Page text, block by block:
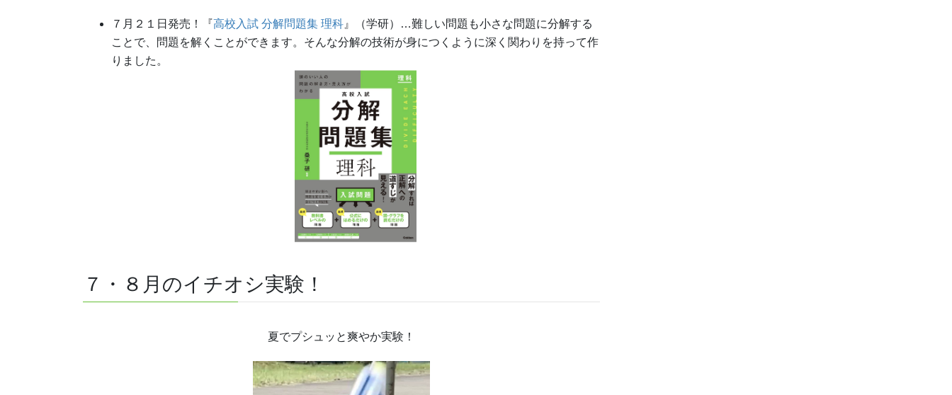
７月２１日発売！『高校入試 分解問題集 理科 』（学研）…難しい問題も小さな問題に分解する
ことで、問題を解くことができます。そんな分解の技術が身につくように深く関わりを持って作
りました。
７・８月のイチオシ実験！
夏でプシュッと爽やか実験！